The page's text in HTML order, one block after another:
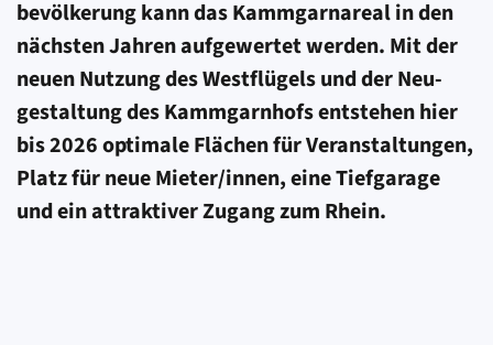
bevölkerung kann das Kammgarn­areal in den
nächsten Jahren aufgewertet werden. Mit der
neuen Nutzung des West­flügels und der Neu­
gestaltung des Kammgarn­hofs entstehen hier
bis 2026 optimale Flächen für Veran­staltungen,
Platz für neue Mieter/innen, eine Tief­garage
und ein attrak­tiver Zugang zum Rhein.